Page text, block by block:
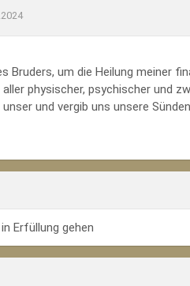
Bruders, um die Heilung meiner
physischer, psychischer und
und vergib uns unsere
Erfüllung gehen